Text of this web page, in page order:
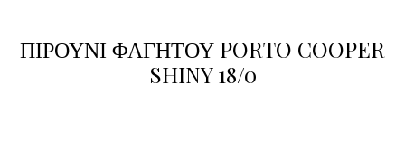
ΠΙΡΟΥΝΙ ΦΑΓΗΤΟΥ PORTO COOPER
SHINY 18/0